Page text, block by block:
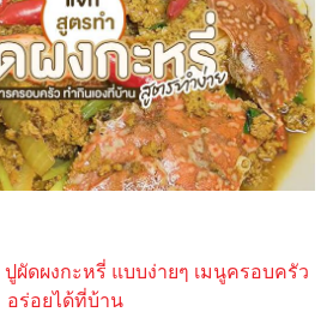
ผัดผงกะหรี่ แบบง่ายๆ เมนูครอบครัว
อร่อยได้ที่บ้าน